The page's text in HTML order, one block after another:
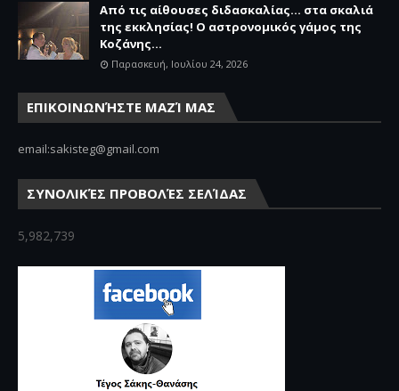
Από τις αίθουσες διδασκαλίας… στα σκαλιά
της εκκλησίας! Ο αστρονομικός γάμος της
Κοζάνης...
Παρασκευή, Ιουλίου 24, 2026
ΕΠΙΚΟΙΝΩΝΉΣΤΕ ΜΑΖΊ ΜΑΣ
email:sakisteg@gmail.com
ΣΥΝΟΛΙΚΈΣ ΠΡΟΒΟΛΈΣ ΣΕΛΊΔΑΣ
5,982,739